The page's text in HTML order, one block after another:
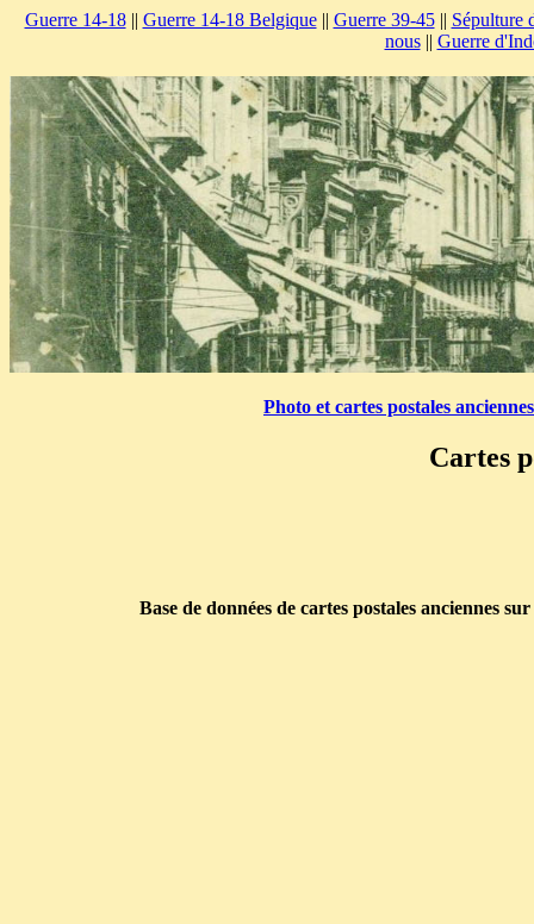
Guerre 14-18|| Guerre 14-18 Belgique|| Guerre 39-45|| Sépulture
nous|| Guerre
Photo et cartes postales
Cartes
Base de données de cartes postales anciennes